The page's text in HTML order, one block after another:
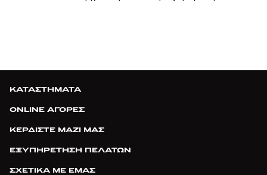
ΚΑΤΑΣΤΗΜΑΤΑ
ONLINE ΑΓΟΡΕΣ
ΚΕΡΔΙΣΤΕ ΜΑΖΙ ΜΑΣ
ΕΞΥΠΗΡΕΤΗΣΗ ΠΕΛΑΤΩΝ
ΣΧΕΤΙΚΑ ΜΕ ΕΜΑΣ